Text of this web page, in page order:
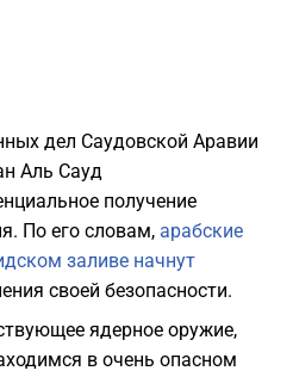
дел Саудовской Аравии
Аль Сауд
получение
По его словам, арабские
заливе начнут
своей безопасности.
ядерное оружие,
в очень опасном